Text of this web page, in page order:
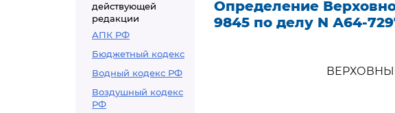
действующей
редакции
АПК РФ
Бюджетный кодекс
Водный кодекс РФ
Воздушный кодекс
РФ
Определение
9845 по делу N А64-